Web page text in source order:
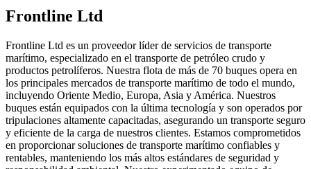
Frontline Ltd
Frontline Ltd es un proveedor líder de servicios de transporte
marítimo, especializado en el transporte de petróleo crudo y
productos petrolíferos. Nuestra flota de más de 70 buques opera en
los principales mercados de transporte marítimo de todo el mundo,
incluyendo Oriente Medio, Europa, Asia y América. Nuestros
buques están equipados con la última tecnología y son operados por
tripulaciones altamente capacitadas, asegurando un transporte seguro
y eficiente de la carga de nuestros clientes. Estamos comprometidos
en proporcionar soluciones de transporte marítimo confiables y
rentables, manteniendo los más altos estándares de seguridad y